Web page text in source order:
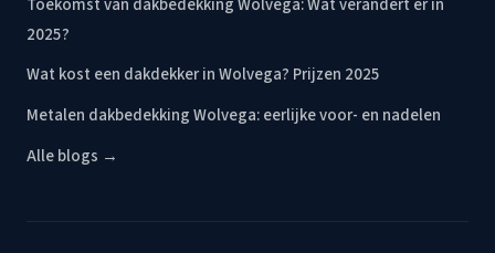
Toekomst van dakbedekking Wolvega: Wat verandert er in
2025?
Wat kost een dakdekker in Wolvega? Prijzen 2025
Metalen dakbedekking Wolvega: eerlijke voor- en nadelen
Alle blogs →